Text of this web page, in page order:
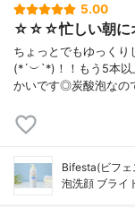
5.00
☆☆☆忙しい朝
ちょっとでもゆっくり
(*´︶`*)！！もう5本
かいです◎炭酸泡なの
Bifesta(ビフェ
泡洗顔 ブライ